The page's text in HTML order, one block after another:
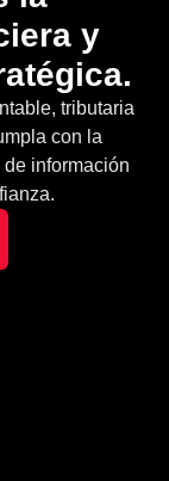
y
tributaria
con la
información